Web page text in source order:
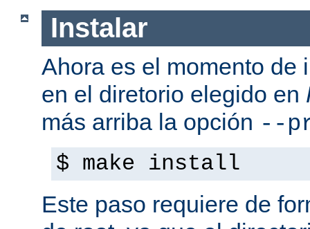
Instalar
Ahora es el momento de
en el diretorio elegido en
más arriba la opción --
$ make install
Este paso requiere de